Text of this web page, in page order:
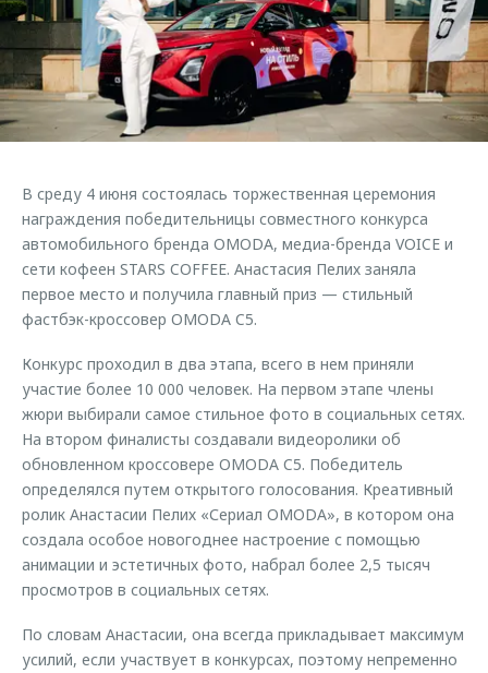
Страхование
Кредитный калькулятор
Аксессуары
Одежда и сувениры
Запчасти
Трейд-ин
Калькулятор трейд-ин
Клиентская поддержка
O&J Автоклуб
Клуб владельцев OMODA
Приложение O&J
Одежда и сувениры
Оригинальные аксессуары
Запчасти
Обратная связь
В среду 4 июня состоялась торжественная церемония
награждения победительницы совместного конкурса
автомобильного бренда OMODA, медиа-бренда VOICE и
сети кофеен STARS COFFEE. Анастасия Пелих заняла
первое место и получила главный приз — стильный
фастбэк-кроссовер OMODA C5.
Конкурс проходил в два этапа, всего в нем приняли
участие более 10 000 человек. На первом этапе члены
жюри выбирали самое стильное фото в социальных сетях.
На втором финалисты создавали видеоролики об
обновленном кроссовере OMODA C5. Победитель
определялся путем открытого голосования. Креативный
ролик Анастасии Пелих «Сериал OMODA», в котором она
создала особое новогоднее настроение с помощью
анимации и эстетичных фото, набрал более 2,5 тысяч
просмотров в социальных сетях.
По словам Анастасии, она всегда прикладывает максимум
усилий, если участвует в конкурсах, поэтому непременно